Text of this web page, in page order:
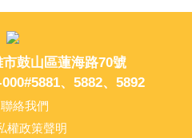
鼓山區蓮海路70號
、5882、5892
聯絡我們
權政策聲明